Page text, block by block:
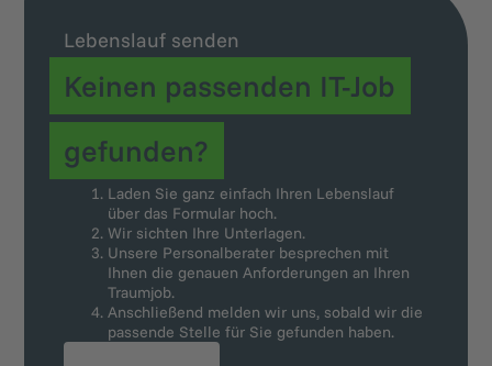
Lebenslauf senden
Keinen passenden IT-Job
gefunden?
Laden Sie ganz einfach Ihren Lebenslauf
über das Formular hoch.
Wir sichten Ihre Unterlagen.
Unsere Personalberater besprechen mit
Ihnen die genauen Anforderungen an Ihren
Traumjob.
Anschließend melden wir uns, sobald wir die
passende Stelle für Sie gefunden haben.